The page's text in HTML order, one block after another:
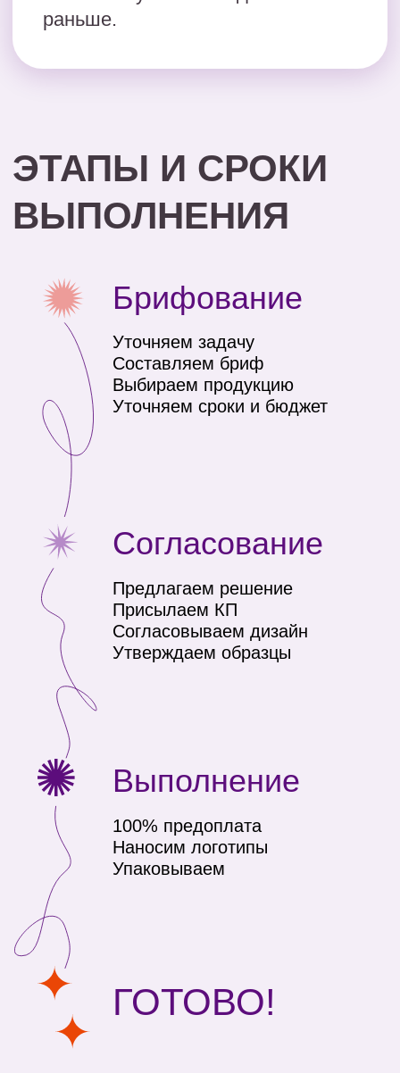
Корпоративные
Корпоративный
мерч
Политика
конфиденциальности
© 2025 Все права
защищены.
Технологии
нанесения
+7 (391) 216-84-82
hefiprint@yandex.ru
ИП Холудинцева И.И.,
ИНН 246111111131